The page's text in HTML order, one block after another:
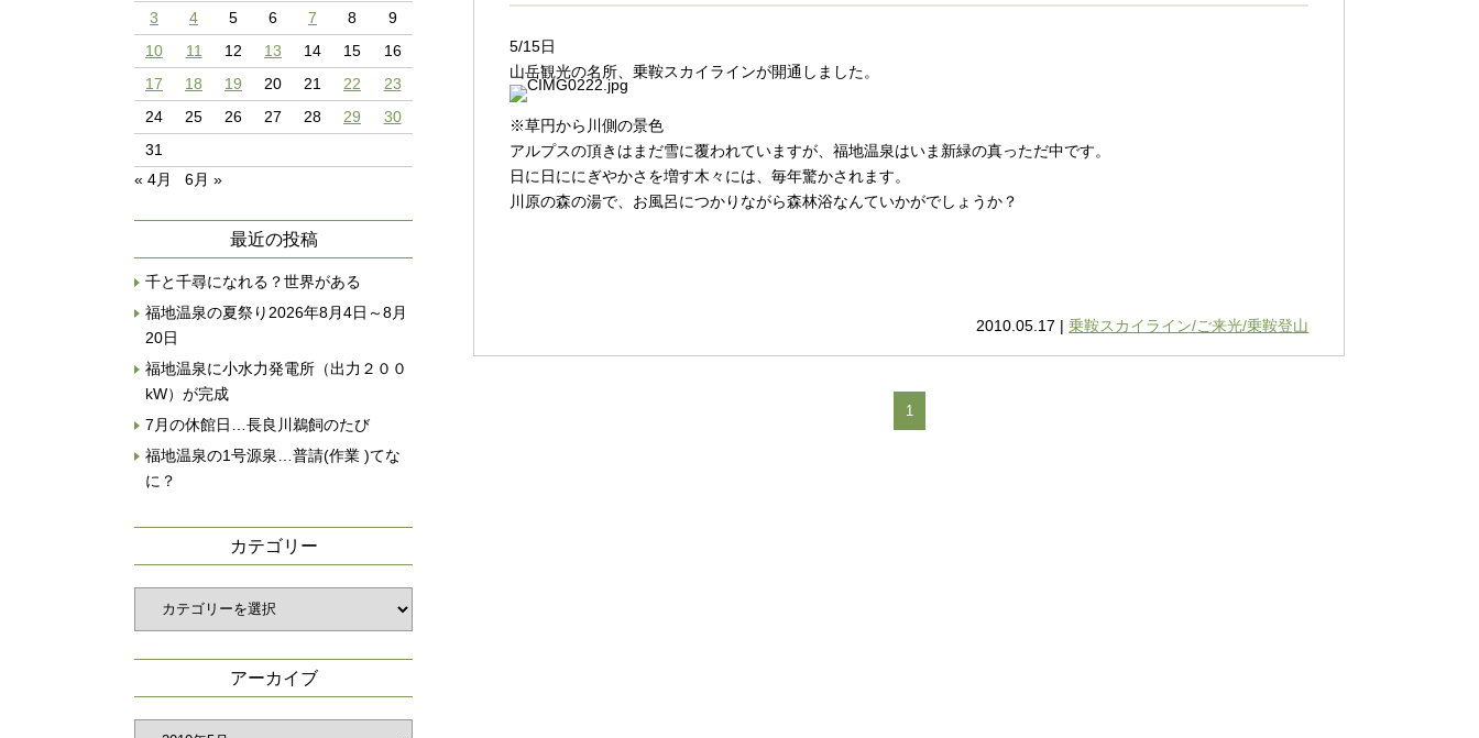
5/15日
山岳観光の名所、乗鞍スカイラインが開通しました。
※草円から川側の景色
アルプスの頂きはまだ雪に覆われていますが、福地温泉はいま新緑の真っただ中です。
日に日ににぎやかさを増す木々には、毎年驚かされます。
川原の森の湯で、お風呂につかりながら森林浴なんていかがでしょうか？
2010.05.17 |乗鞍スカイライン/ご来光/乗鞍登山
1
3
4 5 6 7 8
9
10
11 12 13 14 15
16
17
18 19 20 21 22
23
24
25 26 27 28 29
30
31
« 4月 6月 »
最近の投稿
千と千尋になれる？世界がある
福地温泉の夏祭り2026年8月4日～8月
20日
福地温泉に小水力発電所（出力２００
kW）が完成
7月の休館日…長良川鵜飼のたび
福地温泉の1号源泉…普請(作業 )てな
に？
カテゴリー
カ
リ
アーカイブ
ア